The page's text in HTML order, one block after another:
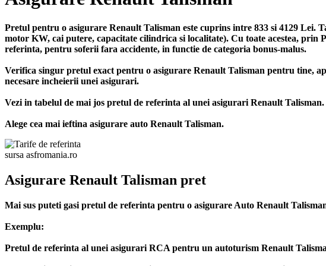
Pretul pentru o asigurare Renault Talisman este cuprins intre 833 si 4129
motor KW, cai putere, capacitate cilindrica si localitate). Cu toate acestea,
referinta, pentru soferii fara accidente, in functie de categoria bonus-malus.
Verifica singur pretul exact pentru o asigurare Renault Talisman pentru tine,
necesare incheierii unei asigurari.
Vezi in tabelul de mai jos pretul de referinta al unei asigurari Renault Talisman.
Alege cea mai ieftina asigurare auto Renault Talisman.
sursa asfromania.ro
Asigurare Renault Talisman pret
Mai sus puteti gasi pretul de referinta pentru o asigurare Auto Renault
Exemplu:
Pretul de referinta al unei asigurari RCA pentru un autoturism Renault